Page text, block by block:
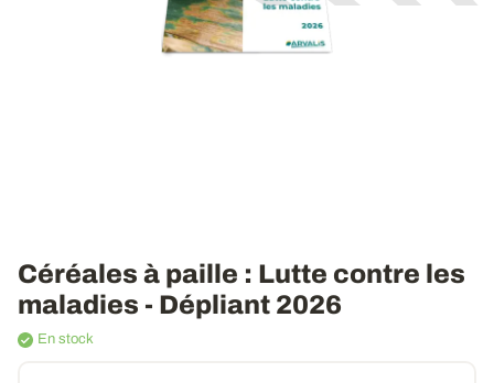
Céréales à paille : Lutte contre les
maladies - Dépliant 2026
En stock